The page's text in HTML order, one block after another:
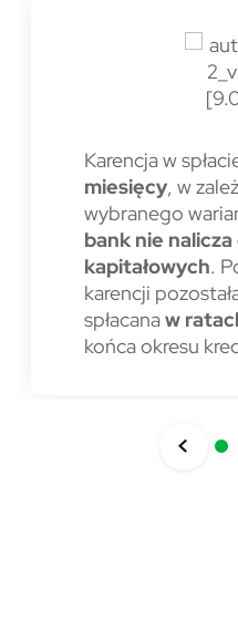
Karencja w
miesięcy, w
wybranego
bank nie
kapitałowych.
karencji
spłacanaw
końca okresu